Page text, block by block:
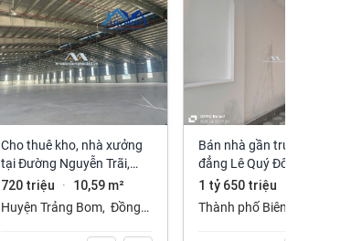
Cho thuê kho, nhà xưởng
tại Đường Nguyễn Trãi,
Trảng Bom, Trảng Bom,
Đồng Nai giá 720 Triệu
720 triệu · 10,59 m²
Huyện Trảng Bom, Đồng
Bán nhà gần trường cao
đẳng Lê Quý Đôn phường
Long Hưng Đồng Nai
1 tỷ 650 triệu
Thành phố Biên Hòa